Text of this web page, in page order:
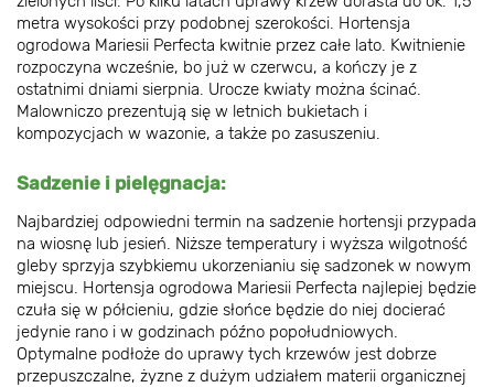
metra wysokości przy podobnej szerokości. Hortensja
ogrodowa Mariesii Perfecta kwitnie przez całe lato. Kwitnienie
rozpoczyna wcześnie, bo już w czerwcu, a kończy je z
ostatnimi dniami sierpnia. Urocze kwiaty można ścinać.
Malowniczo prezentują się w letnich bukietach i
kompozycjach w wazonie, a także po zasuszeniu.
Sadzenie i pielęgnacja:
Najbardziej odpowiedni termin na sadzenie hortensji przypada
na wiosnę lub jesień. Niższe temperatury i wyższa wilgotność
gleby sprzyja szybkiemu ukorzenianiu się sadzonek w nowym
miejscu. Hortensja ogrodowa Mariesii Perfecta najlepiej będzie
czuła się w półcieniu, gdzie słońce będzie do niej docierać
jedynie rano i w godzinach późno popołudniowych.
Optymalne podłoże do uprawy tych krzewów jest dobrze
przepuszczalne, żyzne z dużym udziałem materii organicznej